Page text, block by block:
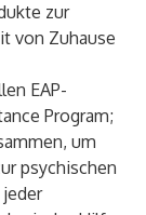
zur
von Zuhause
EAP-
Program;
um
psychischen